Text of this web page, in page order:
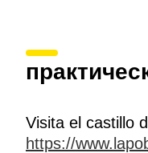
Visita el castillo
https://